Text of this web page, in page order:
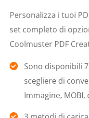
Personalizza i tuoi
set completo di
Coolmuster PDF
Sono disponibili
scegliere di
Immagine, MOBI,